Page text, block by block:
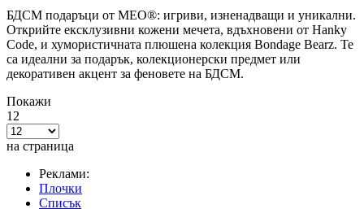
БДСМ подаръци от MEO®: игриви, изненадващи и уникални.
Открийте ексклузивни кожени мечета, вдъхновени от Hanky
Code, и хумористичната плюшена колекция Bondage Bearz. Те
са идеални за подарък, колекционерски предмет или
декоративен акцент за феновете на БДСМ.
Покажи
12
на страница
Реклами:
Плочки
Списък